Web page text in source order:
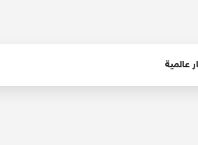
عالمية